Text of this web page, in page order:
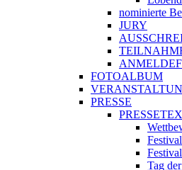
nominierte
JURY
FOTOALBUM
PRESSE
Tag